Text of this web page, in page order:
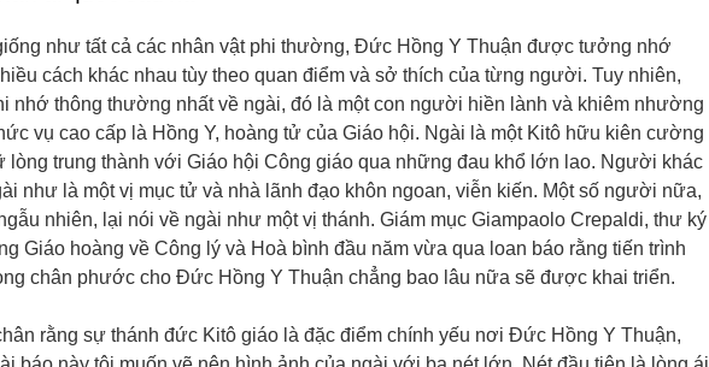
như tất cả các nhân vật phi thường, Đức Hồng Y Thuận được tưởng nhớ
cách khác nhau tùy theo quan điểm và sở thích của từng người. Tuy nhiên,
nhớ thông thường nhất về ngài, đó là một con người hiền lành và khiêm nhường
vụ cao cấp là Hồng Y, hoàng tử của Giáo hội. Ngài là một Kitô hữu kiên cường
lòng trung thành với Giáo hội Công giáo qua những đau khổ lớn lao. Người khác
như là một vị mục tử và nhà lãnh đạo khôn ngoan, viễn kiến. Một số người nữa,
nhiên, lại nói về ngài như một vị thánh. Giám mục Giampaolo Crepaldi, thư ký
Giáo hoàng về Công lý và Hoà bình đầu năm vừa qua loan báo rằng tiến trình
chân phước cho Đức Hồng Y Thuận chẳng bao lâu nữa sẽ được khai triển.
rằng sự thánh đức Kitô giáo là đặc điểm chính yếu nơi Đức Hồng Y Thuận,